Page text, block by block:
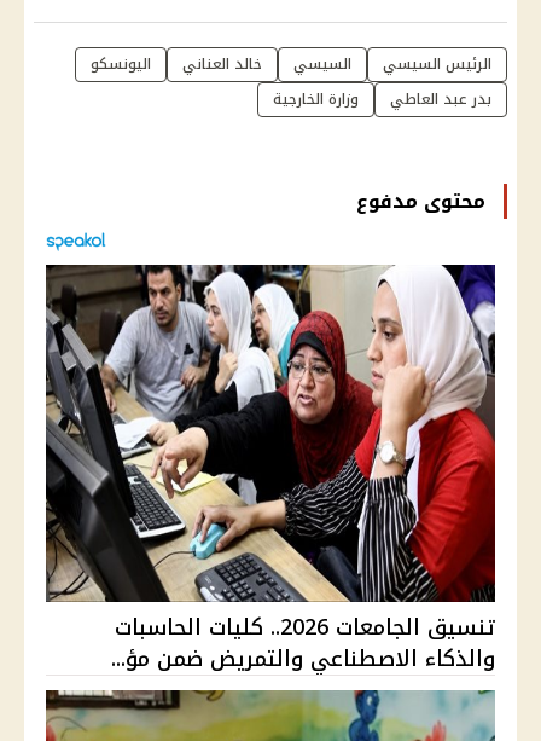
الرئيس السيسي السيسي خالد العناني
اليونسكو
بدر عبد العاطي
وزارة الخارجية
محتوى مدفوع
تنسيق الجامعات 2026.. كليات الحاسبات
والذكاء الاصطناعي والتمريض ضمن مؤ...